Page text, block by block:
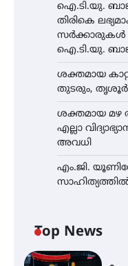
ഐ.ടി.യു.
തിരികെ
സർക്കാരുകൾ
ഐ.ടി.യു.
ശക്തമായ
തുടരും, തൃശൂർ
ശക്തമായ മഴ
എല്ലാ
അവധി
എം.ജി.
Top News